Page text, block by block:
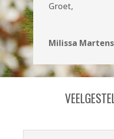
Groet,
Milissa Martens